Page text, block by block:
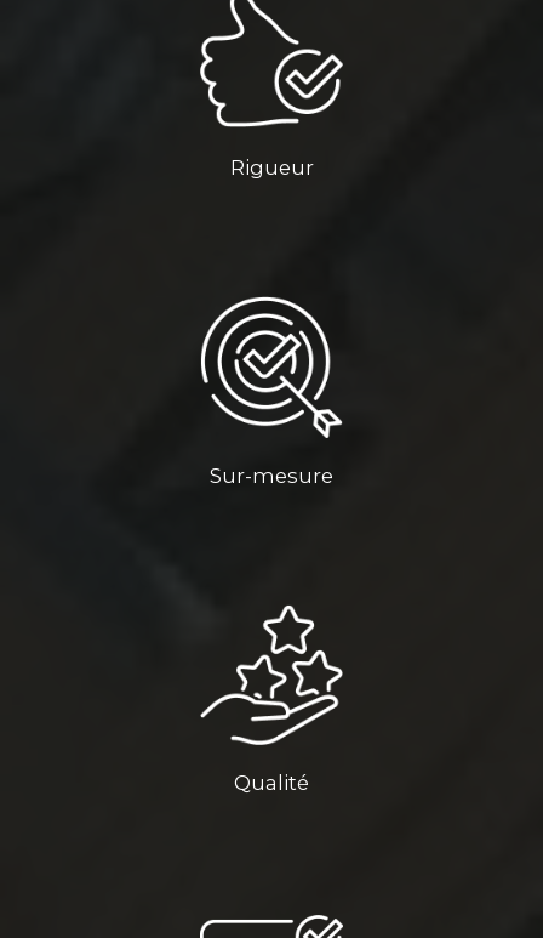
Rigueur
Sur-mesure
Qualité